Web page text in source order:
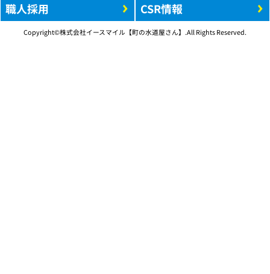
職人採用
CSR情報
Copyright©株式会社イースマイル【町の水道屋さん】.All Rights Reserved.